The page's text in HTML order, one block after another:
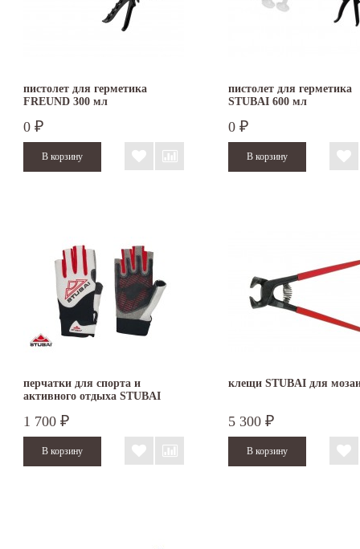
пистолет для герметика
FREUND 300 мл
0 ₽
пистолет для герметика
STUBAI 600 мл
0 ₽
перчатки для спорта и
активного отдыха STUBAI
1 700 ₽
клещи STUBAI для
5 300 ₽